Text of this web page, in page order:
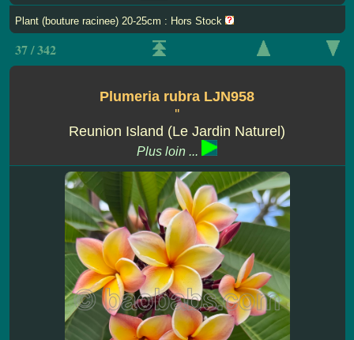
Plant (bouture racinee) 20-25cm : Hors Stock
37 / 342
Plumeria rubra LJN958
''
Reunion Island (Le Jardin Naturel)
Plus loin ...